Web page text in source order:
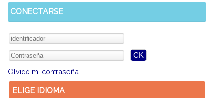
ELIGE IDIOMA
CONECTARSE
Olvidé mi contraseña